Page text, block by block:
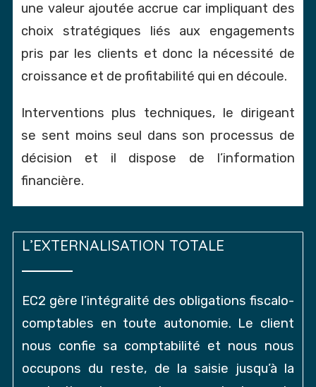
une valeur ajoutée accrue car impliquant des
choix stratégiques liés aux engagements
pris par les clients et donc la nécessité de
croissance et de profitabilité qui en découle.
Interventions plus techniques, le dirigeant
se sent moins seul dans son processus de
décision et il dispose de l’information
financière.
L’EXTERNALISATION TOTALE
EC2 gère l’intégralité des obligations fiscalo-
comptables en toute autonomie. Le client
nous confie sa comptabilité et nous nous
occupons du reste, de la saisie jusqu’à la